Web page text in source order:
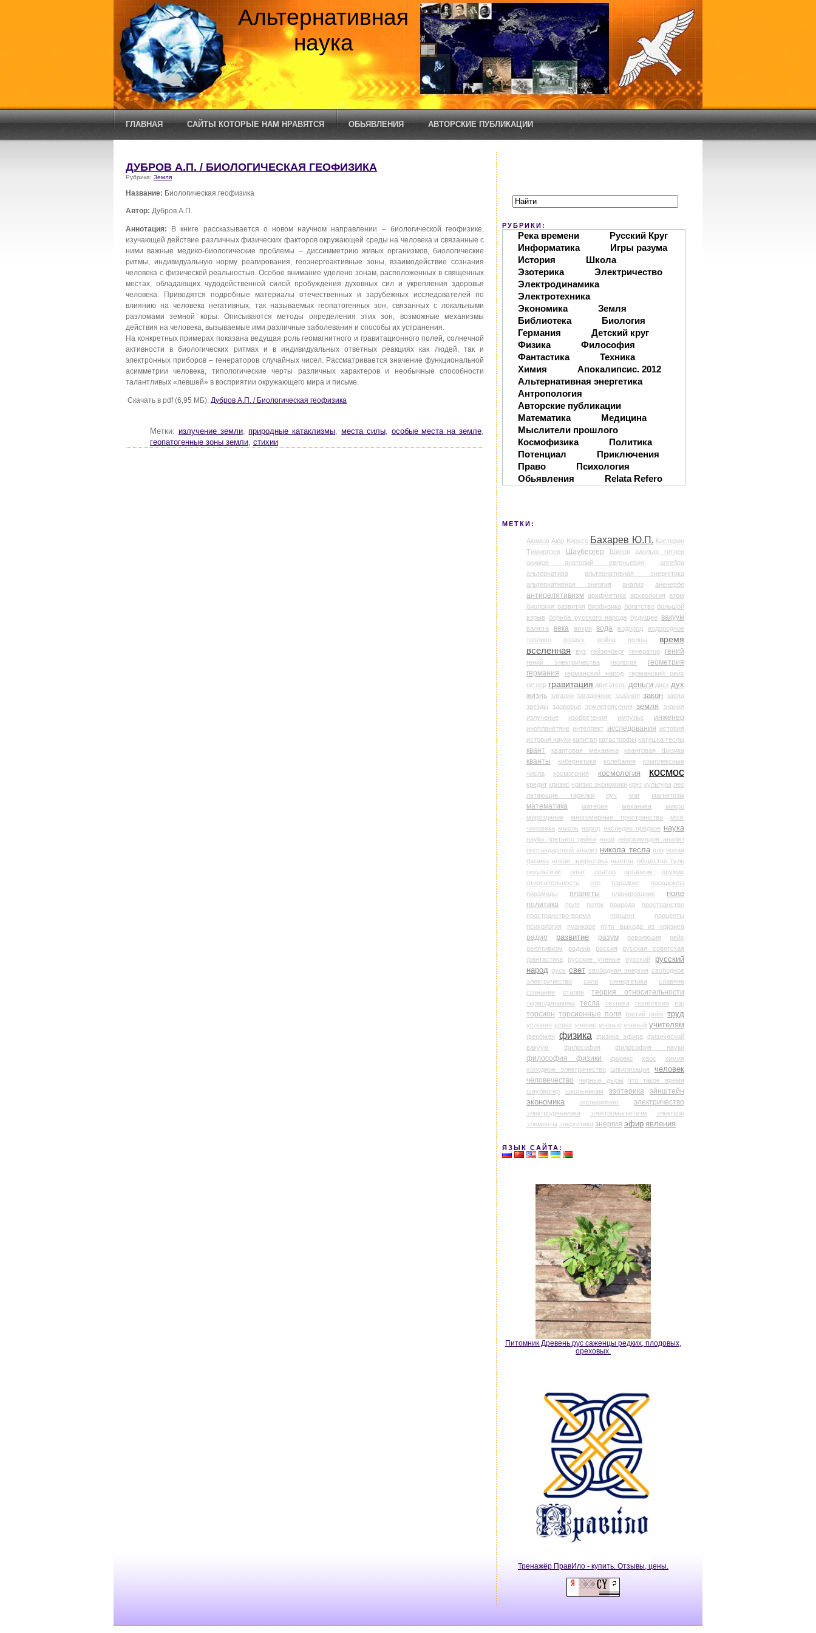
Альтернативная
наука
ГЛАВНАЯ САЙТЫ КОТОРЫЕ НАМ НРАВЯТСЯ ОБЬЯВЛЕНИЯ АВТОРСКИЕ ПУБЛИКАЦИИ
ДУБРОВ А.П. / БИОЛОГИЧЕСКАЯ ГЕОФИЗИКА
Рубрика: Земля
Название: Биологическая геофизика
Автор: Дубров А.П.
Аннотация: В книге рассказывается о новом научном направлении – биологической геофизике,
изучающей действие различных физических факторов окружающей среды на человека и связанные с
ними важные медико-биологические проблемы – диссимметрию живых организмов, биологические
ритмы, индивидуальную норму реагирования, геоэнергоактивные зоны, взаимодействие сознания
человека с физической реальностью. Особое внимание уделено зонам, расположенных в священных
местах, обладающих чудодейственной силой пробуждения духовных сил и укрепления здоровья
человека. Приводятся подробные материалы отечественных и зарубежных исследователей по
влиянию на человека негативных, так называемых геопатогенных зон, связанных с локальными
разломами земной коры. Описываются методы определения этих зон, возможные механизмы
действия на человека, вызываемые ими различные заболевания и способы их устранения.
На конкретных примерах показана ведущая роль геомагнитного и гравитационного полей, солнечной
активности в биологических ритмах и в индивидуальных ответных реакциях как людей, так и
электронных приборов – генераторов случайных чисел. Рассматривается значение функциональной
асимметрии человека, типологические черты различных характеров и необычные способности
талантливых «левшей» в восприятии окружающего мира и письме.
Скачать в pdf (6,95 МБ): Дубров А.П. / Биологическая геофизика
Метки: излучение земли,природные катаклизмы ,места силы, особые места на земле
геопатогенные зоны земли стихии
РУБРИКИ:
Река времени
Русский Круг
Информатика
Игры разума
История
Школа
Эзотерика
Электричество
Электродинамика
Электротехника
Экономика
Земля
Библиотека
Биология
Германия
Детский круг
Физика
Философия
Фантастика
Техника
Химия
Апокалипсис. 2012
Альтернативная энергетика
Антропология
Авторские публикации
Математика
Медицина
Мыслители прошлого
Космофизика
Политика
Потенциал
Приключения
Право
Психология
Обьявления
Relata Refero
МЕТКИ:
Акимов Аюр Кирусс Бахарев Ю.П. Кастерин
Тимирязев
Шаубергер Шипов
адольф гитлер
акимов анатолий евгеньевич
алгебра
альтернатива
альтернативная энергетика
альтернативная энергия
анализ аненербе
антирелятивизм арифметика археология атом
биология развития биофизика богатство большой
взрыв
борьба русского народа будущее вакуум
валюта века вихри вода водород
водородное
топливо
воздух война волны
время
вселенная
вуз гейзенберг генератор гений
гений электричества геология
геометрия
германия
германский народ
германский рейх
гитлер гравитация двигатель деньги диск дух
жизнь загадки загадочное задания закон заряд
звезды
здоровье землетрясения земля
знания
излучение
изобретения импульс инженер
инопланетяне интеллект исследования история
история науки капитал катастрофы катушка теслы
квант квантовая механика квантовая физика
кванты кибернетика колебания
комплексные
числа
космогония космология космос
кредит кризис кризис экономики круг культура лес
летающие тарелки
луч маг магнетизм
математика материя механика
микро
мироздание
многомерные пространства
мозг
человека мысль народ наследие предков наука
наука третьего рейха наци
неархимедов анализ
нестандартный анализ никола тесла нло новая
физика новая энергетика ньютон общество туле
оккультизм
опыт оратор организм
оружие
относительность
ото парадокс
парадоксы
пирамиды
планеты планирование
поле
политика
поля поток природа
пространство
пространство-время
процент
проценты
психология
пуанкаре пути выхода из кризиса
радио развитие разум революция
рейх
релятивизм
родина россия
русская советская
фантастика
русские ученые русский
русский
народ русь свет свободная энергия свободное
электричество
сила синергетика
славяне
сознание
сталин теория относительности
термодинамика тесла техника технология тор
торсион торсионные поля третий рейх труд
условия успех учение ученые ученый учителям
феномен физика физика эфира
физический
вакуум
философия философия науки
философия физики форекс хаос
химия
холодное электричество
цивилизация человек
человечество черные дыры
что такое время
шаубергер
школьникам эзотерика
эйнштейн
экономика
эксперимент электричество
электродинамика электромагнетизм
электрон
элементы энергетика энергия эфир явления
ЯЗЫК САЙТА:
Питомник Древень.рус саженцы редких, плодовых,
ореховых.
Тренажёр ПравИло - купить. Отзывы, цены.